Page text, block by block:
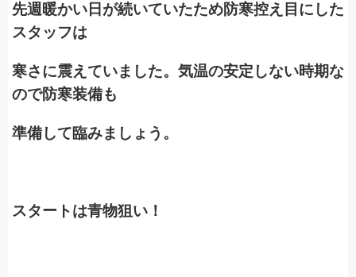
先週暖かい日が続いていたため防寒控え目にした
スタッフは
寒さに震えていました。気温の安定しない時期な
ので防寒装備も
準備して臨みましょう。
スタートは青物狙い！